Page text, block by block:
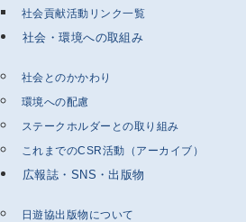
社会貢献活動リンク一覧
社会・環境への取組み
社会とのかかわり
環境への配慮
ステークホルダーとの取り組み
これまでのCSR活動（アーカイブ）
広報誌・SNS・出版物
日遊協出版物について